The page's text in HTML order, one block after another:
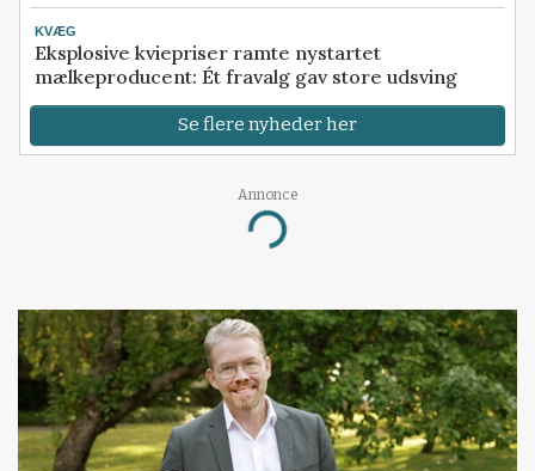
KVÆG
Eksplosive kviepriser ramte nystartet
mælkeproducent: Ét fravalg gav store udsving
Se flere nyheder her
Annonce
Loading...